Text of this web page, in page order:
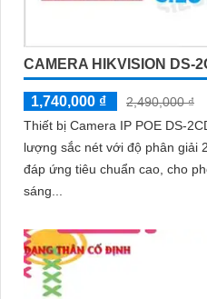
CAMERA HIKVISION DS-
1,740,000 ₫
2,490,000 ₫
Thiết bị Camera IP POE DS-
lượng sắc nét với độ phân giải 2.0
đáp ứng tiêu chuẩn cao, cho
sáng...